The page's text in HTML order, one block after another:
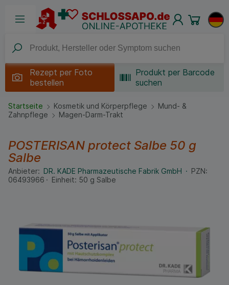
Rezept per Foto
bestellen
Produkt per Barcode
suchen
Startseite Kosmetik und Körperpflege
Mund- &
Zahnpflege
Magen-Darm-Trakt
POSTERISAN protect Salbe 50 g
Salbe
Anbieter: DR. KADE Pharmazeutische Fabrik GmbH
PZN:
06493966
Einheit: 50 g Salbe